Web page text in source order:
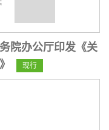
院办公厅印发《关
现行